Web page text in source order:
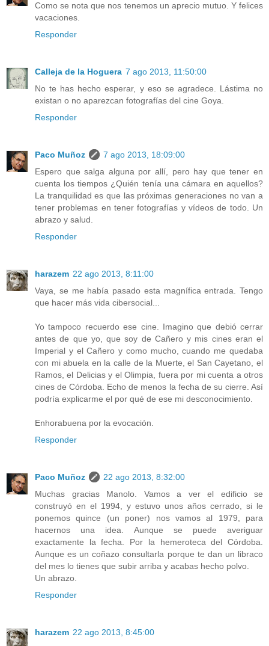
Como se nota que nos tenemos un aprecio mutuo. Y felices
vacaciones.
Responder
Calleja de la Hoguera 7 ago 2013, 11:50:00
No te has hecho esperar, y eso se agradece. Lástima no
existan o no aparezcan fotografías del cine Goya.
Responder
Paco Muñoz
7 ago 2013, 18:09:00
Espero que salga alguna por allí, pero hay que tener en
cuenta los tiempos ¿Quién tenía una cámara en aquellos?
La tranquilidad es que las próximas generaciones no van a
tener problemas en tener fotografías y vídeos de todo. Un
abrazo y salud.
Responder
harazem 22 ago 2013, 8:11:00
Vaya, se me había pasado esta magnífica entrada. Tengo
que hacer más vida cibersocial...
Yo tampoco recuerdo ese cine. Imagino que debió cerrar
antes de que yo, que soy de Cañero y mis cines eran el
Imperial y el Cañero y como mucho, cuando me quedaba
con mi abuela en la calle de la Muerte, el San Cayetano, el
Ramos, el Delicias y el Olimpia, fuera por mi cuenta a otros
cines de Córdoba. Echo de menos la fecha de su cierre. Así
podría explicarme el por qué de ese mi desconocimiento.
Enhorabuena por la evocación.
Responder
Paco Muñoz
22 ago 2013, 8:32:00
Muchas gracias Manolo. Vamos a ver el edificio se
construyó en el 1994, y estuvo unos años cerrado, si le
ponemos quince (un poner) nos vamos al 1979, para
hacernos una idea. Aunque se puede averiguar
exactamente la fecha. Por la hemeroteca del Córdoba.
Aunque es un coñazo consultarla porque te dan un libraco
del mes lo tienes que subir arriba y acabas hecho polvo.
Un abrazo.
Responder
harazem 22 ago 2013, 8:45:00